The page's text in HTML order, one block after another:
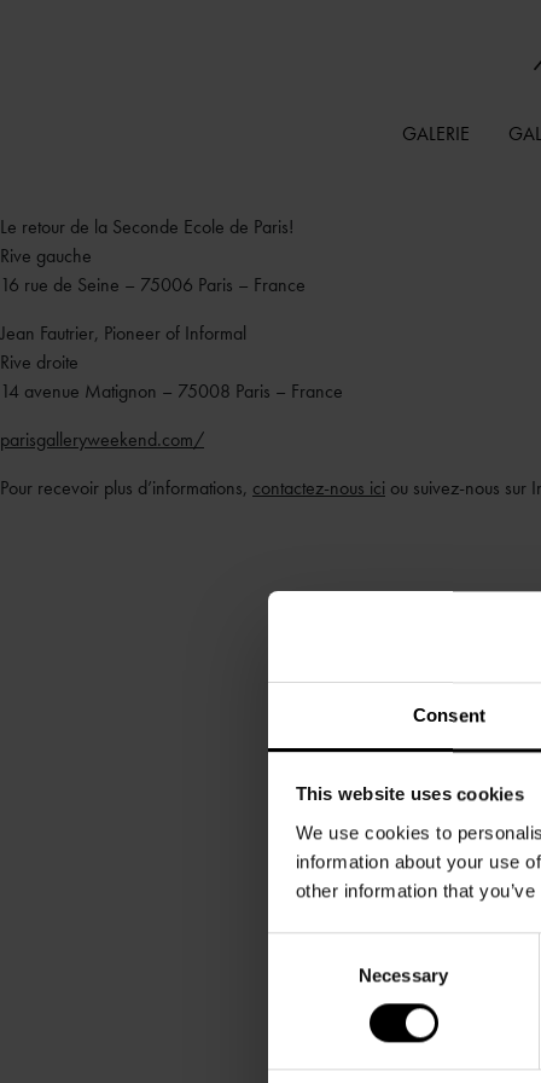
Consent
This website uses cookies
We use cookies to
information about your use
other information that
Necessary
GALERIE
Le retour de la Seconde Ecole de Paris!
Rive gauche
16 rue de Seine – 75006 Paris – France
Jean Fautrier, Pioneer of Informal
Rive droite
14 avenue Matignon – 75008 Paris – France
parisgalleryweekend.com/
Pour recevoir plus d’informations, contactez-nous ici ou suivez-nous sur